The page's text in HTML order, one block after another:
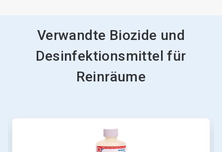
Verwandte Biozide und
Desinfektionsmittel für
Reinräume
Dies